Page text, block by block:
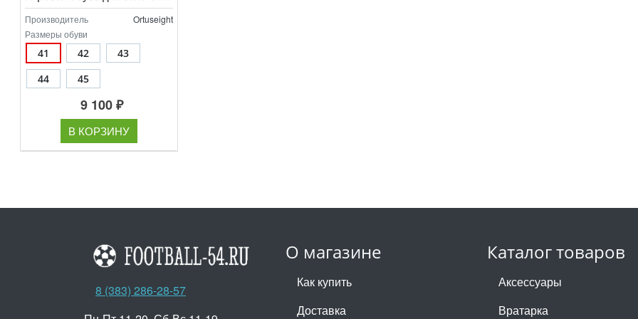
Производитель
Ortuseight
Размеры обуви
41 42
43
44
45
9 100 ₽
В КОРЗИНУ
О магазине
Как купить
Доставка
Каталог товаров
Аксессуары
Вратарка
8 (383) 286-28-57